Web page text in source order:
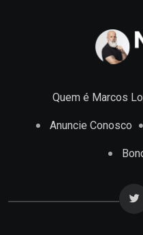
Quem é Marcos
Anuncie Conosco